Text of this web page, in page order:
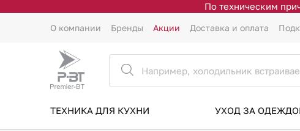
По техническим
О компании Бренды Акции Доставка и оплата
ТЕХНИКА ДЛЯ КУХНИ УХОД ЗА